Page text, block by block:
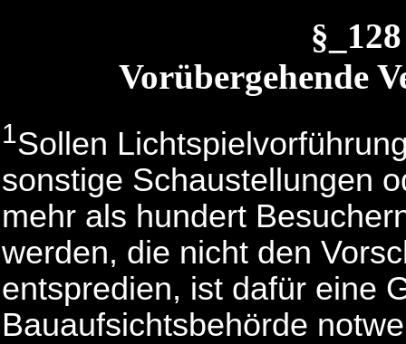
Vorübergehende
1Sollen
sonstige Schaustellungen
mehr als hundert
werden, die nicht den
entspredien, ist dafür eine
Bauaufsichtsbehörde